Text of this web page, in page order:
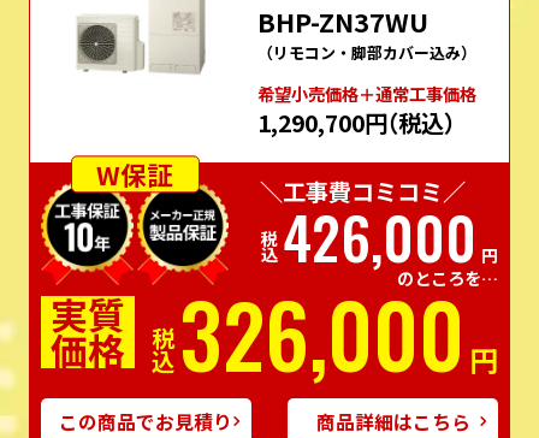
BHP-ZN37WU
（リモコン・脚部カバー込み）
希望⼩売価格＋通常⼯事価格
1,290,700円（税込）
W保証
＼工事費コミコミ／
税込426,000 円
のところを…
実質
価格 税込326,000 円
この商品でお見積り 商品詳細はこちら